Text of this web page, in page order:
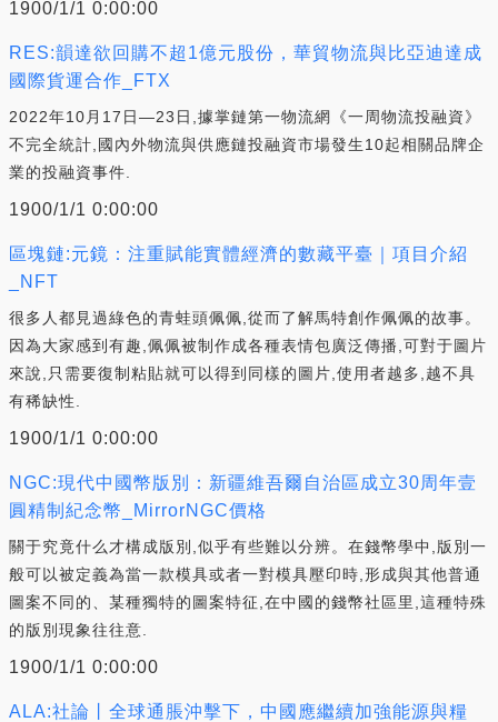
1900/1/1 0:00:00
RES:韻達欲回購不超1億元股份，華貿物流與比亞迪達成
國際貨運合作_FTX
2022年10月17日—23日,據掌鏈第一物流網《一周物流投融資》
不完全統計,國內外物流與供應鏈投融資市場發生10起相關品牌企
業的投融資事件.
1900/1/1 0:00:00
區塊鏈:元鏡：注重賦能實體經濟的數藏平臺｜項目介紹
_NFT
很多人都見過綠色的青蛙頭佩佩,從而了解馬特創作佩佩的故事。
因為大家感到有趣,佩佩被制作成各種表情包廣泛傳播,可對于圖片
來說,只需要復制粘貼就可以得到同樣的圖片,使用者越多,越不具
有稀缺性.
1900/1/1 0:00:00
NGC:現代中國幣版別：新疆維吾爾自治區成立30周年壹
圓精制紀念幣_MirrorNGC價格
關于究竟什么才構成版別,似乎有些難以分辨。在錢幣學中,版別一
般可以被定義為當一款模具或者一對模具壓印時,形成與其他普通
圖案不同的、某種獨特的圖案特征,在中國的錢幣社區里,這種特殊
的版別現象往往意.
1900/1/1 0:00:00
ALA:社論丨全球通脹沖擊下，中國應繼續加強能源與糧